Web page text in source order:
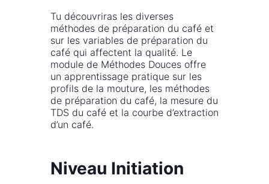
Tu découvriras les diverses
méthodes de préparation du café et
sur les variables de préparation du
café qui affectent la qualité. Le
module de Méthodes Douces offre
un apprentissage pratique sur les
profils de la mouture, les méthodes
de préparation du café, la mesure du
TDS du café et la courbe d’extraction
d’un café.
Niveau Initiation